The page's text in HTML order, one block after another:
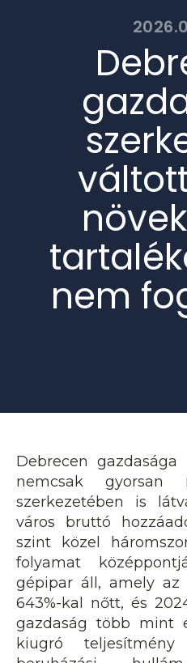
nem
Debrecen
nemcsak gyorsan
szerkezetében is
város bruttó
szint közel
folyamat
gépipar áll, amely az
643%-kal nőtt, és
gazdaság több mint
kiugró